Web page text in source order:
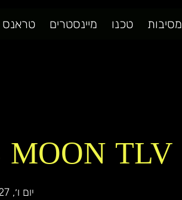
מסיבות טכנו מיינסטרים טראנס
MOON TLV
יום ו׳, 27 בספט׳